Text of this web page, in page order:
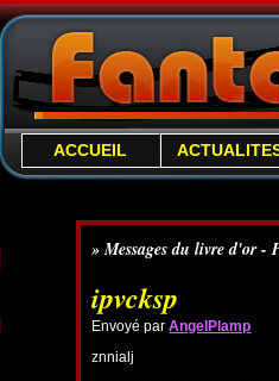
ACCUEIL
» Messages du livre d'or -
ipvcksp
Envoyé parAngelPlamp
znnialj